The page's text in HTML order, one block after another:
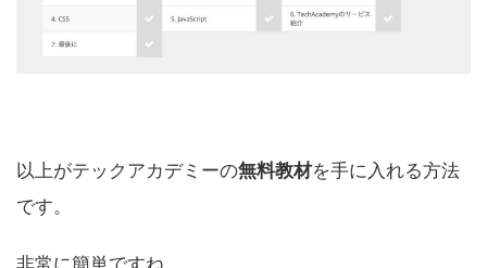
以上がテックアカデミーの無料教材を手に入れる方法
です。